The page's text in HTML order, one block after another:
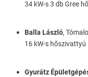
34 kW-s 3 db Gree
Balla László,
16 kW-s hőszivattyú
Gyurátz